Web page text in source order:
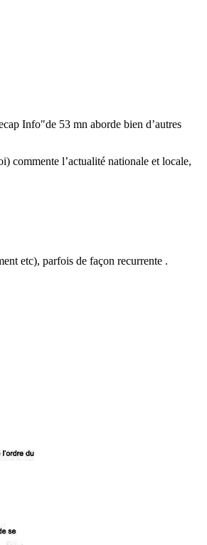
Info"de 53 mn aborde bien d’autres
commente l’actualité nationale et locale,
etc), parfois de façon recurrente .